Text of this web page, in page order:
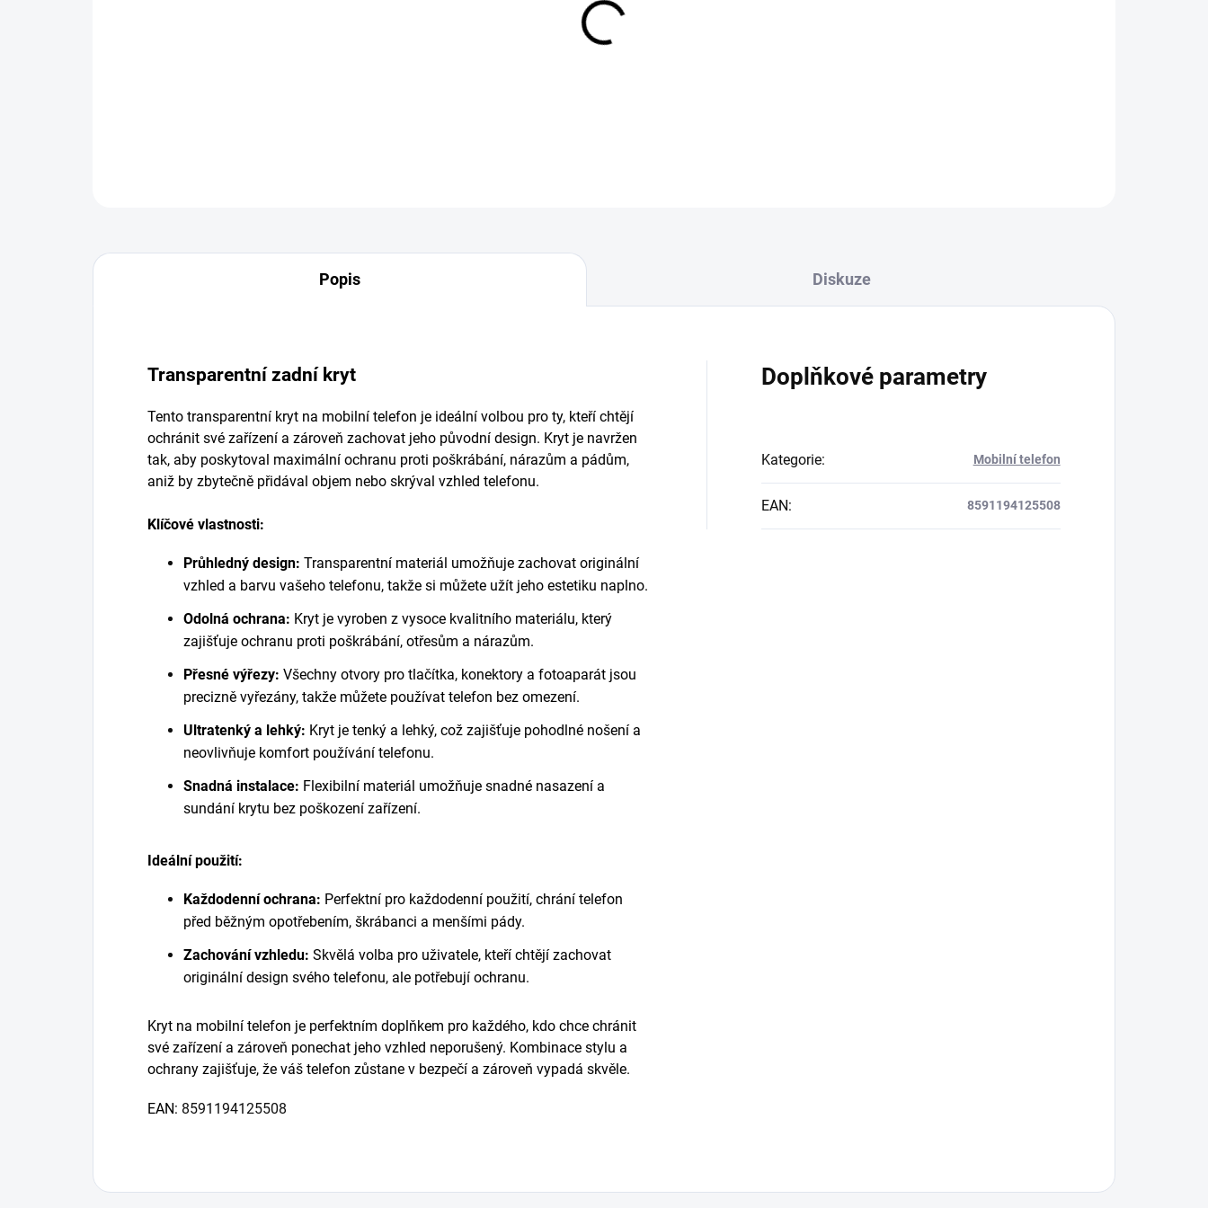
Popis Diskuze
Transparentní zadní kryt
Tento transparentní kryt na mobilní telefon je ideální volbou pro ty, kteří chtějí
ochránit své zařízení a zároveň zachovat jeho původní design. Kryt je navržen
tak, aby poskytoval maximální ochranu proti poškrábání, nárazům a pádům,
aniž by zbytečně přidával objem nebo skrýval vzhled telefonu.
Klíčové vlastnosti:
Průhledný design: Transparentní materiál umožňuje zachovat originální
vzhled a barvu vašeho telefonu, takže si můžete užít jeho estetiku naplno.
Odolná ochrana: Kryt je vyroben z vysoce kvalitního materiálu, který
zajišťuje ochranu proti poškrábání, otřesům a nárazům.
Přesné výřezy: Všechny otvory pro tlačítka, konektory a fotoaparát jsou
precizně vyřezány, takže můžete používat telefon bez omezení.
Ultratenký a lehký: Kryt je tenký a lehký, což zajišťuje pohodlné nošení a
neovlivňuje komfort používání telefonu.
Snadná instalace: Flexibilní materiál umožňuje snadné nasazení a
sundání krytu bez poškození zařízení.
Ideální použití:
Každodenní ochrana: Perfektní pro každodenní použití, chrání telefon
před běžným opotřebením, škrábanci a menšími pády.
Zachování vzhledu: Skvělá volba pro uživatele, kteří chtějí zachovat
originální design svého telefonu, ale potřebují ochranu.
Kryt na mobilní telefon je perfektním doplňkem pro každého, kdo chce chránit
své zařízení a zároveň ponechat jeho vzhled neporušený. Kombinace stylu a
ochrany zajišťuje, že váš telefon zůstane v bezpečí a zároveň vypadá skvěle.
EAN: 8591194125508
Doplňkové parametry
Kategorie: Mobilní telefon
EAN: 8591194125508